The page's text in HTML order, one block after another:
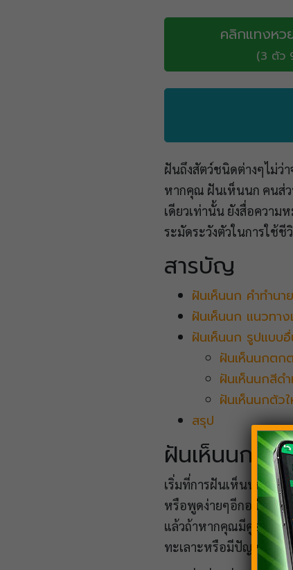
คลิกแทงหว
(3 ตัว
ฝันถึงสัตว์ชนิดต่างๆไม่ว่
หากคุณ ฝันเห็นนก คนส่ว
เดียวเท่านั้น ยังสื่อควา
ระมัดระวังตัวในการใช้ชี
สารบัญ
ฝันเห็นนก คำทำนา
ฝันเห็นนก แนวทาง
ฝันเห็นนก รูปแบบ
ฝันเห็นนกตก
ฝันเห็นนกสีด
ฝันเห็นนกตัว
สรุป
ฝันเห็นนก คำ
เริ่มที่การฝันเห็นนก ทั้ง
หรือพูดง่ายๆอีกอย่างหนึ่
แล้วถ้าหากคุณมีคู่อยู่แล้
ทะเลาะหรือมีปัญหากันอ